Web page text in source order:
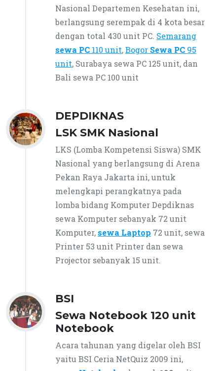
Nasional Departemen Kesehatan ini,
berlangsung serempak di 4 kota besar
dengan total 430 unit PC. Semarang
sewa PC 110 unit,Bogor Sewa PC 95
unit, Surabaya sewa PC 125 unit, dan
Bali sewa PC 100 unit
DEPDIKNAS
LSK SMK Nasional
LKS (Lomba Kompetensi Siswa) SMK
Nasional yang berlangsung di Arena
Pekan Raya Jakarta ini, untuk
melengkapi perangkatnya pada
lomba bidang Komputer Depdiknas
sewa Komputer sebanyak 72 unit
Komputer, sewa Laptop 72 unit, sewa
Printer 53 unit Printer dan sewa
Projector sebanyak 15 unit.
BSI
Sewa Notebook 120 unit
Notebook
Acara tahunan yang digelar oleh BSI
yaitu BSI Ceria NetQuiz 2009 ini,